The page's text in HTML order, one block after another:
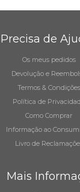
Precisa de
Os meus pedidos
Devolução e
Termos & Condições
Política de
Como Comprar
Informação ao
Livro de
Mais